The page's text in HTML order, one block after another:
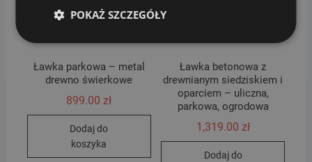
Ławka parkowa – metal
drewno świerkowe
899.00zł
Dodaj do
koszyka
Ławka betonowa z
drewnianym siedziskiem i
oparciem – uliczna,
parkowa, ogrodowa
1,319.00 zł
Dodaj do
POKAŻ SZCZEGÓŁY